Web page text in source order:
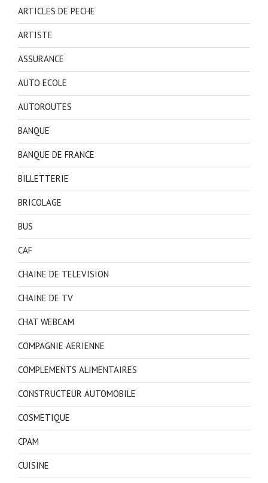
ARTICLES DE PECHE
ARTISTE
ASSURANCE
AUTO ECOLE
AUTOROUTES
BANQUE
BANQUE DE FRANCE
BILLETTERIE
BRICOLAGE
BUS
CAF
CHAINE DE TELEVISION
CHAINE DE TV
CHAT WEBCAM
COMPAGNIE AERIENNE
COMPLEMENTS ALIMENTAIRES
CONSTRUCTEUR AUTOMOBILE
COSMETIQUE
CPAM
CUISINE